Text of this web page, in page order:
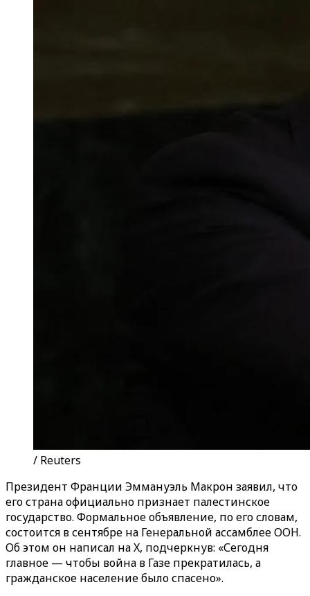
/ Reuters
Президент Франции Эммануэль Макрон заявил, что
его страна официально признает палестинское
государство. Формальное объявление, по его словам,
состоится в сентябре на Генеральной ассамблее ООН.
Об этом он написал на X, подчеркнув: «Сегодня
главное — чтобы война в Газе прекратилась, а
гражданское население было спасено».